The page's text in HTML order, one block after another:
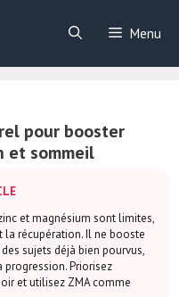
Menu
pour booster
et sommeil
et magnésium sont limites,
la récupération. Il ne booste
sujets déjà bien pourvus,
Priorisez
et utilisez ZMA comme